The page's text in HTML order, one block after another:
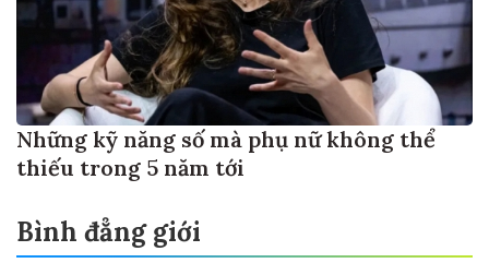
Những kỹ năng số mà phụ nữ không thể
thiếu trong 5 năm tới
Bình đẳng giới